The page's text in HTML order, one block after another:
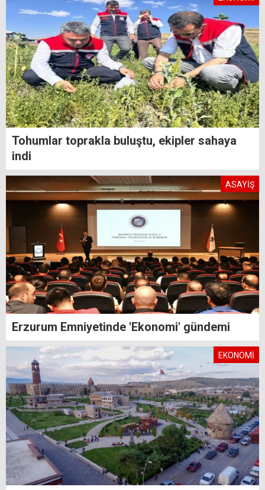
Tohumlar toprakla buluştu, ekipler sahaya
indi
ASAYİŞ
Erzurum Emniyetinde 'Ekonomi' gündemi
EKONOMİ